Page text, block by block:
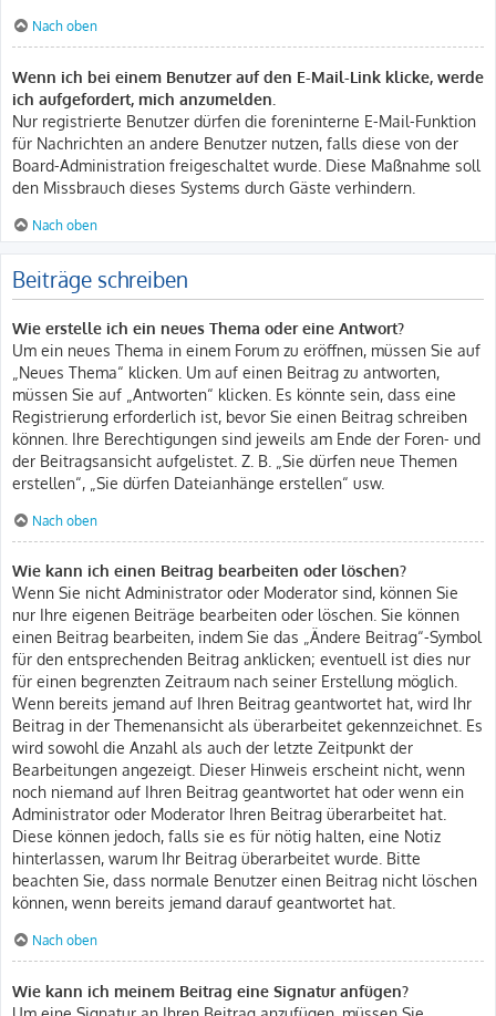
Nach oben
Wenn ich bei einem Benutzer auf den E-Mail-Link klicke, werde
ich aufgefordert, mich anzumelden.
Nur registrierte Benutzer dürfen die foreninterne E-Mail-Funktion
für Nachrichten an andere Benutzer nutzen, falls diese von der
Board-Administration freigeschaltet wurde. Diese Maßnahme soll
den Missbrauch dieses Systems durch Gäste verhindern.
Nach oben
Beiträge schreiben
Wie erstelle ich ein neues Thema oder eine Antwort?
Um ein neues Thema in einem Forum zu eröffnen, müssen Sie auf
„Neues Thema“ klicken. Um auf einen Beitrag zu antworten,
müssen Sie auf „Antworten“ klicken. Es könnte sein, dass eine
Registrierung erforderlich ist, bevor Sie einen Beitrag schreiben
können. Ihre Berechtigungen sind jeweils am Ende der Foren- und
der Beitragsansicht aufgelistet. Z. B. „Sie dürfen neue Themen
erstellen“, „Sie dürfen Dateianhänge erstellen“ usw.
Nach oben
Wie kann ich einen Beitrag bearbeiten oder löschen?
Wenn Sie nicht Administrator oder Moderator sind, können Sie
nur Ihre eigenen Beiträge bearbeiten oder löschen. Sie können
einen Beitrag bearbeiten, indem Sie das „Ändere Beitrag“-Symbol
für den entsprechenden Beitrag anklicken; eventuell ist dies nur
für einen begrenzten Zeitraum nach seiner Erstellung möglich.
Wenn bereits jemand auf Ihren Beitrag geantwortet hat, wird Ihr
Beitrag in der Themenansicht als überarbeitet gekennzeichnet. Es
wird sowohl die Anzahl als auch der letzte Zeitpunkt der
Bearbeitungen angezeigt. Dieser Hinweis erscheint nicht, wenn
noch niemand auf Ihren Beitrag geantwortet hat oder wenn ein
Administrator oder Moderator Ihren Beitrag überarbeitet hat.
Diese können jedoch, falls sie es für nötig halten, eine Notiz
hinterlassen, warum Ihr Beitrag überarbeitet wurde. Bitte
beachten Sie, dass normale Benutzer einen Beitrag nicht löschen
können, wenn bereits jemand darauf geantwortet hat.
Nach oben
Wie kann ich meinem Beitrag eine Signatur anfügen?